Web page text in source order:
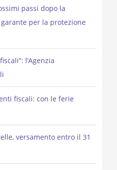
passi dopo la
per la protezione
l’Agenzia
fiscali: con le ferie
versamento entro il 31